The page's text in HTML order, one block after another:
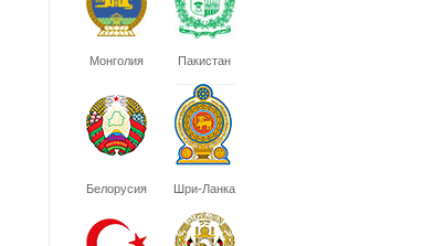
Монголия Пакистан
Белорусия Шри-Ланка